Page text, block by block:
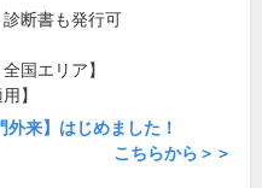
断書も発行可
国エリア】
】
外来】はじめました！
こちらから＞＞